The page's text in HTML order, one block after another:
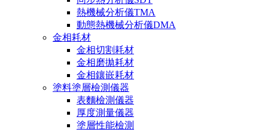
熱機械分析儀TMA
動態熱機械分析儀DMA
金相耗材
金相切割耗材
金相磨拋耗材
金相鑲嵌耗材
塗料塗層檢測儀器
表麵檢測儀器
厚度測量儀器
塗層性能檢測